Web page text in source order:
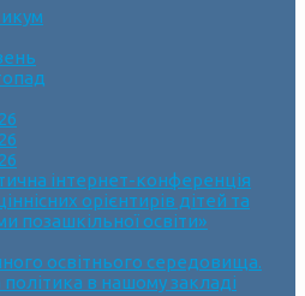
інтернет-конференція
орієнтирів дітей та
позашкільної освіти»
освітнього середовища.
в нашому закладі